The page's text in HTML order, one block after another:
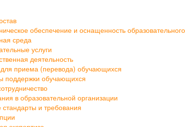
обеспечение и оснащенность образовательного
среда
услуги
деятельность
приема (перевода) обучающихся
поддержки обучающихся
в образовательной организации
и требования